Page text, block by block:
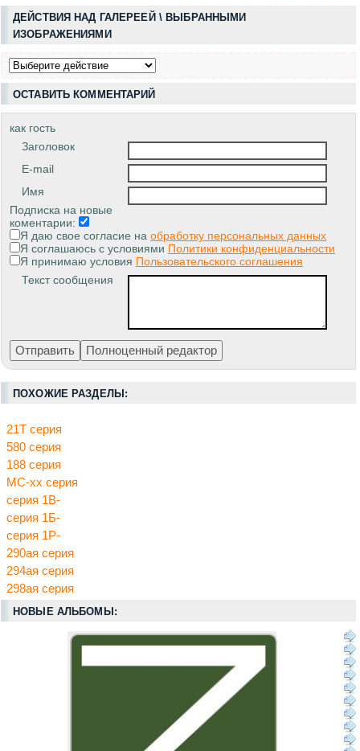
ДЕЙСТВИЯ НАД ГАЛЕРЕЕЙ \ ВЫБРАННЫМИ
ИЗОБРАЖЕНИЯМИ
ОСТАВИТЬ КОММЕНТАРИЙ
как гость
Заголовок
E-mail
Имя
Подписка на новые
коментарии:
Я даю свое согласие на обработку персональных данных
Я соглашаюсь с условиями Политики конфиденциальности
Я принимаю условия Пользовательского соглашения
Текст сообщения
ПОХОЖИЕ РАЗДЕЛЫ:
21Т серия
580 серия
188 серия
МС-хх серия
серия 1В-
серия 1Б-
серия 1Р-
290ая серия
294ая серия
298ая серия
НОВЫЕ АЛЬБОМЫ: